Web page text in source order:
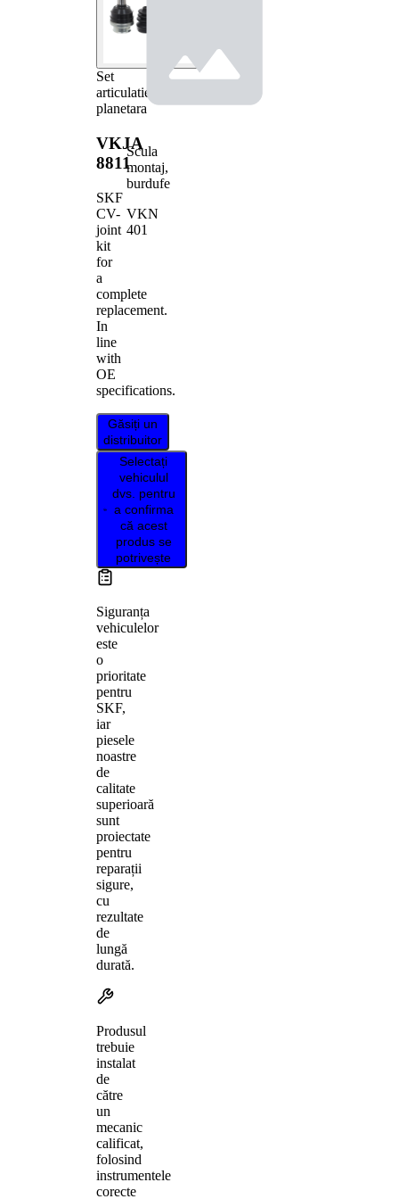
Set
articulatie,
planetara
VKJA
8811
SKF
CV-
joint
kit
for
a
complete
replacement.
In
line
with
OE
specifications.
Găsiți un
distribuitor
Selectați
vehiculul
dvs. pentru
a confirma
că acest
produs se
potrivește
Siguranța
vehiculelor
este
o
prioritate
pentru
SKF,
iar
piesele
noastre
de
calitate
superioară
sunt
proiectate
pentru
reparații
sigure,
cu
rezultate
de
lungă
durată.
Produsul
trebuie
instalat
de
către
un
mecanic
calificat,
folosind
instrumentele
corecte
Scula
montaj,
burdufe
VKN
401